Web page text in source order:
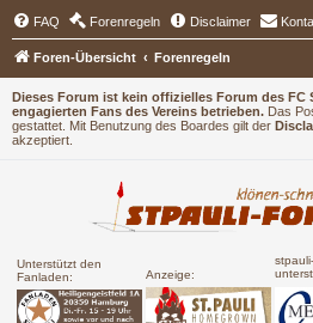
Dieses Forum ist kein offizielles Forum des FC
engagierten Fans des Vereins betrieben. Das
gestattet. Mit Benutzung des Boardes gilt der
akzeptiert.
Unterstützt den
Fanladen:
Anzeige:
FAQ Forenregeln Disclaimer
Foren-Übersicht Forenregeln